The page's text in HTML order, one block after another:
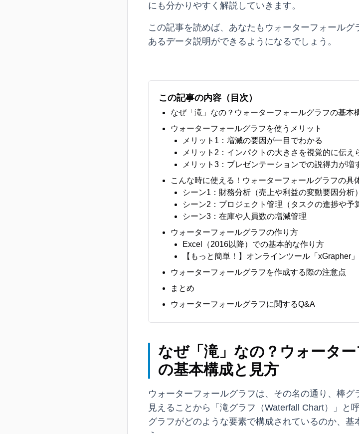
にも分かりやすく解説していきます。
この記事を読めば、あなたもウォーターフォール
あるデータ説明ができるようになるでしょう。
この記事の内容（目次）
なぜ「滝」なの？ウォーターフォールグラフの基本
ウォーターフォールグラフを使うメリット
メリット1：増減の要因が一目でわかる
メリット2：インパクトの大きさを視覚的に伝え
メリット3：プレゼンテーションでの説得力が増
こんな時に使える！ウォーターフォールグラフの具
シーン1：財務分析（売上や利益の変動要因分析）
シーン2：プロジェクト管理（タスクの進捗や予
シーン3：在庫や人員数の増減管理
ウォーターフォールグラフの作り方
Excel（2016以降）での基本的な作り方
【もっと簡単！】オンラインツール「xGrapher
ウォーターフォールグラフを作成する際の注意点
まとめ
ウォーターフォールグラフに関するQ&A
なぜ「滝」なの？ウォータ
の基本構成と見方
ウォーターフォールグラフは、その名の通り、棒グ
見えることから「滝グラフ（Waterfall Chart）」と
グラフがどのような要素で構成されているのか、基